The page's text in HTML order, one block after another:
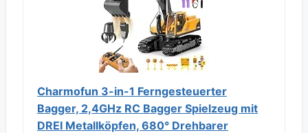
Charmofun 3-in-1 Ferngesteuerter
Bagger, 2,4GHz RC Bagger Spielzeug mit
DREI Metallköpfen, 680° Drehbarer